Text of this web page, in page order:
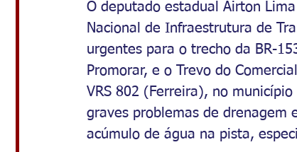
O deputado estadual Airton
Nacional de Infraestrutura de
urgentes para o trecho da BR-
Promorar, e o Trevo do
VRS 802 (Ferreira), no
graves problemas de drenagem
acúmulo de água na pista,